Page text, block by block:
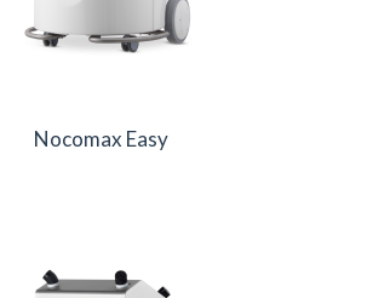
Nocomax Easy